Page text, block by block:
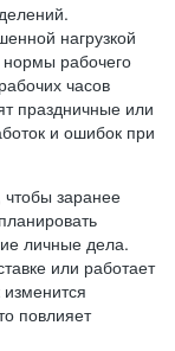
нагрузкой
рабочего
часов
праздничные или
и ошибок при
чтобы заранее
личные дела.
или работает
повлияет